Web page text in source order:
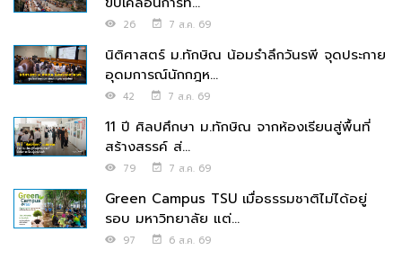
26 7 ส.ค. 69
นิติศาสตร์ ม.ทักษิณ น้อมรำลึกวันรพี จุดประกาย
อุดมการณ์นักกฎห...
42 7 ส.ค. 69
11 ปี ศิลปศึกษา ม.ทักษิณ จากห้องเรียนสู่พื้นที่
สร้างสรรค์ ส่...
79 7 ส.ค. 69
Green Campus TSU เมื่อธรรมชาติไม่ได้อยู่
รอบ มหาวิทยาลัย แต่...
97 6 ส.ค. 69